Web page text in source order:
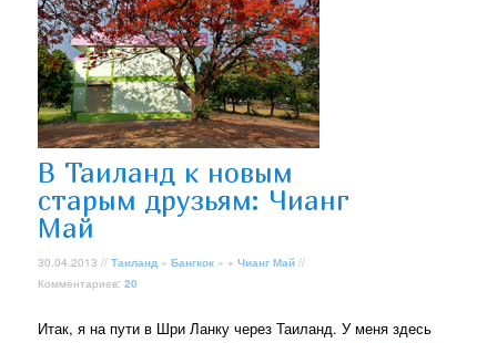
В Таиланд к новым
старым друзьям: Чианг
Май
30.04.2013 //Таиланд »Бангкок » +Чианг Май //
Комментариев:20
Итак, я на пути в Шри Ланку через Таиланд. У меня здесь